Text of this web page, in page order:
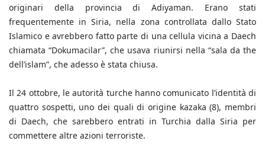
originari della provincia di Adiyaman. Erano stati
frequentemente in Siria, nella zona controllata dallo Stato
Islamico e avrebbero fatto parte di una cellula vicina a Daech
chiamata “Dokumacilar”, che usava riunirsi nella “sala da the
dell’islam”, che adesso è stata chiusa.
Il 24 ottobre, le autorità turche hanno comunicato l’identità di
quattro sospetti, uno dei quali di origine kazaka (8), membri
di Daech, che sarebbero entrati in Turchia dalla Siria per
commettere altre azioni terroriste.